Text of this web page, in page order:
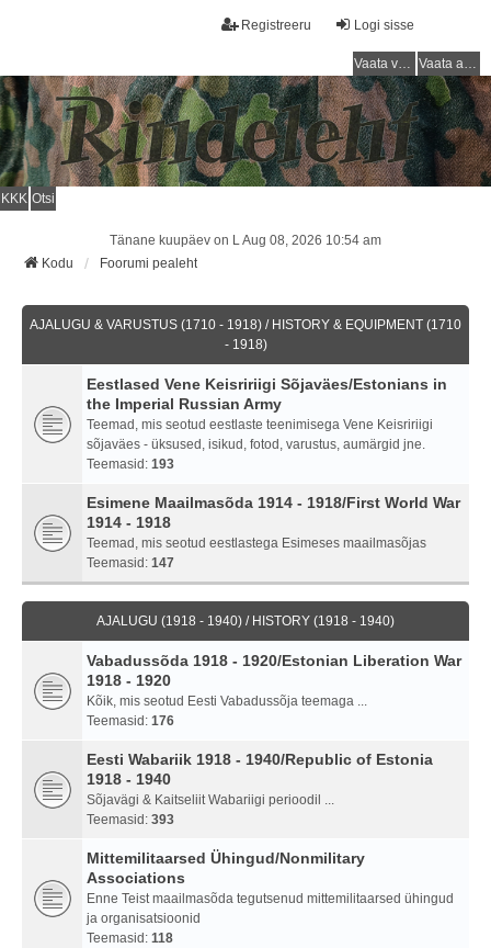
Logi sisse
Registreeru
Vaata vastamata teemasi Vaata aktiivseid teemasid
KKK Otsi
Tänane kuupäev on L Aug 08, 2026 10:54 am
Kodu
Foorumi pealeht
AJALUGU & VARUSTUS (1710 - 1918) / HISTORY & EQUIPMENT (1710
- 1918)
Eestlased Vene Keisririigi Sõjaväes/Estonians in
the Imperial Russian Army
Teemad, mis seotud eestlaste teenimisega Vene Keisririigi
sõjaväes - üksused, isikud, fotod, varustus, aumärgid jne.
Teemasid: 193
Esimene Maailmasõda 1914 - 1918/First World War
1914 - 1918
Teemad, mis seotud eestlastega Esimeses maailmasõjas
Teemasid: 147
AJALUGU (1918 - 1940) / HISTORY (1918 - 1940)
Vabadussõda 1918 - 1920/Estonian Liberation War
1918 - 1920
Kõik, mis seotud Eesti Vabadussõja teemaga ...
Teemasid: 176
Eesti Wabariik 1918 - 1940/Republic of Estonia
1918 - 1940
Sõjavägi & Kaitseliit Wabariigi perioodil ...
Teemasid: 393
Mittemilitaarsed Ühingud/Nonmilitary
Associations
Enne Teist maailmasõda tegutsenud mittemilitaarsed ühingud
ja organisatsioonid
Teemasid: 118